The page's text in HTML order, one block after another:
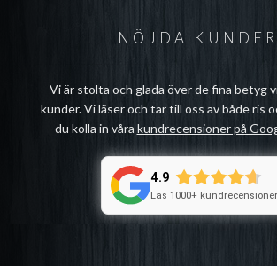
NÖJDA KUNDER
Vi är stolta och glada över de fina betyg
kunder. Vi läser och tar till oss av både ris
du kolla in våra kundrecensioner på
4.9
Läs 1000+ kundrecensioner